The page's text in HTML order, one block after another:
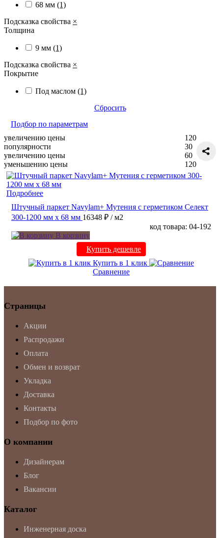
68 мм (1)
Подсказка свойства ×
Толщина
9 мм (1)
Подсказка свойства ×
Покрытие
Под маслом (1)
Сбросить
Подбор по параметрам
увеличению цены
популярности
увеличению цены
уменьшению цены
120
30
60
120
Подробнее
Штучный паркет Navylam+ Мутения с герметиком Селект
300-1200 мм х 68 мм 16348 ₽ / м2
код товара: 04-192
В корзину
Купить дешевле
Купить в 1 клик
Сравнение
Страницы
Акции
Распродажи
Оплата
Обмен и возврат
Укладка
Доставка
Контакты
Подбор по фото
О компании
Дизайнерам
Блог
Вакансии
Каталог
Инженерная доска